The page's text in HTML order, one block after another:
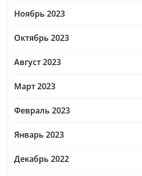
Ноябрь 2023
Октябрь 2023
Август 2023
Март 2023
Февраль 2023
Январь 2023
Декабрь 2022